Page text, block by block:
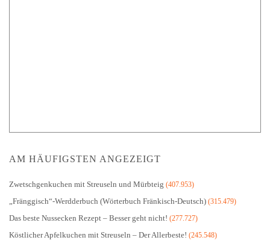
AM HÄUFIGSTEN ANGEZEIGT
Zwetschgenkuchen mit Streuseln und Mürbteig (407.953)
„Fränggisch“-Werdderbuch (Wörterbuch Fränkisch-Deutsch) (315.479)
Das beste Nussecken Rezept – Besser geht nicht! (277.727)
Köstlicher Apfelkuchen mit Streuseln – Der Allerbeste! (245.548)